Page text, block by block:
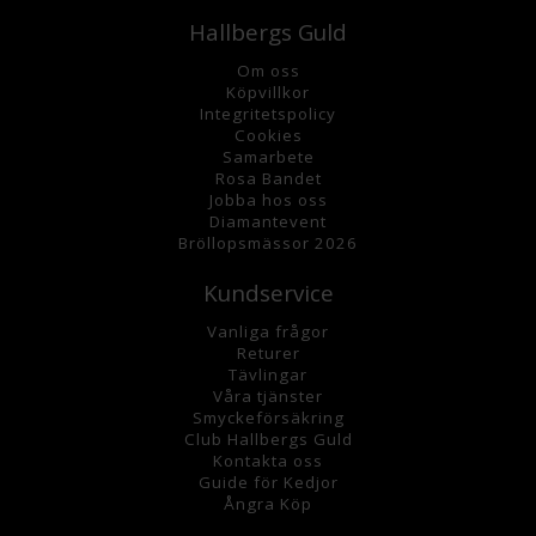
Hallbergs Guld
Om oss
Köpvillkor
Integritetspolicy
Cookies
Samarbete
Rosa Bandet
Jobba hos oss
Diamantevent
Bröllopsmässor 2026
Kundservice
Vanliga frågor
Returer
Tävlingar
Våra tjänster
Smyckeförsäkring
Club Hallbergs Guld
Kontakta oss
Guide för Kedjor
Ångra Köp